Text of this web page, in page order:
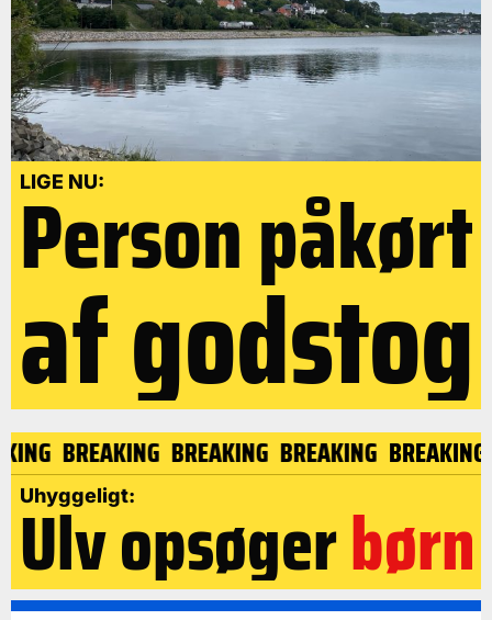
LIGE NU:
Person påkørt
af godstog
BREAKING BREAKING BREAKING BREAKING
Uhyggeligt:
Ulv opsøgerbørn